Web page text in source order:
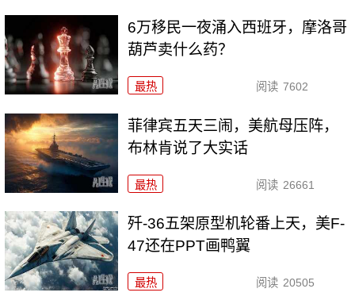
6万移民一夜涌入西班牙，摩洛哥
葫芦卖什么药？
最热 阅读 7602
菲律宾五天三闹，美航母压阵，
布林肯说了大实话
最热 阅读 26661
歼-36五架原型机轮番上天，美F-
47还在PPT画鸭翼
最热 阅读 20505